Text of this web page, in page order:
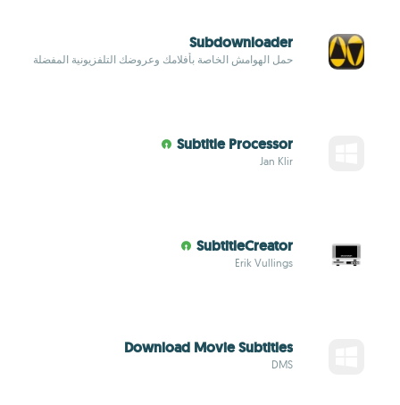
Subdownloader
حمل الهوامش الخاصة بأفلامك وعروضك التلفزيونية المفضلة
Subtitle Processor
Jan Klir
SubtitleCreator
Erik Vullings
Download Movie Subtitles
DMS